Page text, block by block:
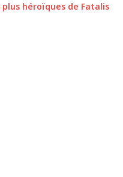
plus héroïques de Fatalis